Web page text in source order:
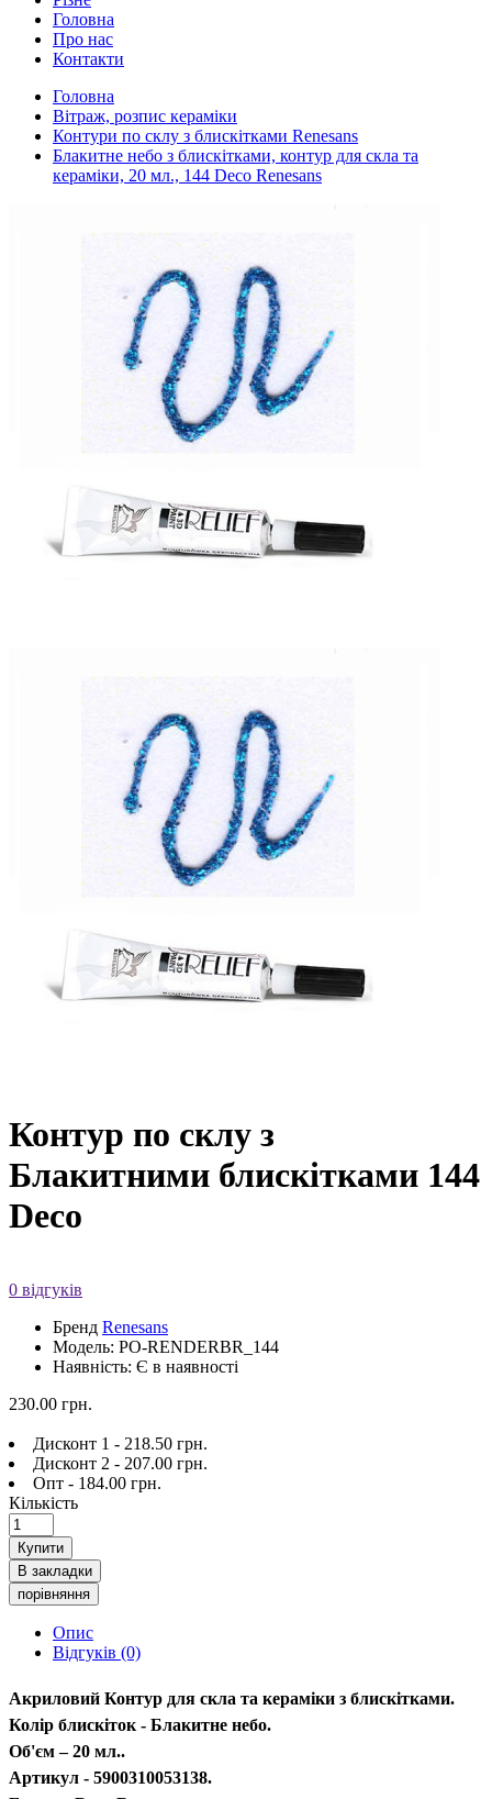
Головна
Про нас
Контакти
Головна
Вітраж, розпис кераміки
Контури по склу з блискітками Renesans
Блакитне небо з блискітками, контур для скла та
кераміки, 20 мл., 144 Deco Renesans
Контур по склу з
Блакитними блискітками 144
Deco
0 відгуків
Бренд Renesans
Модель: PO-RENDERBR_144
Наявність: Є в наявності
230.00 грн.
Дисконт 1 - 218.50 грн.
Дисконт 2 - 207.00 грн.
Опт - 184.00 грн.
Кількість
Купити
В закладки
порівняння
Опис
Відгуків (0)
Акриловий Контур для скла та кераміки з блискітками.
Колір блискіток - Блакитне небо.
Об'єм – 20 мл..
Артикул - 5900310053138.